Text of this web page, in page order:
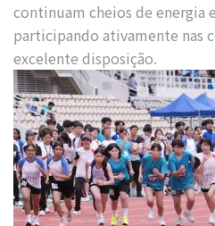
continuam cheios de energia
participando ativamente nas
excelente disposição.